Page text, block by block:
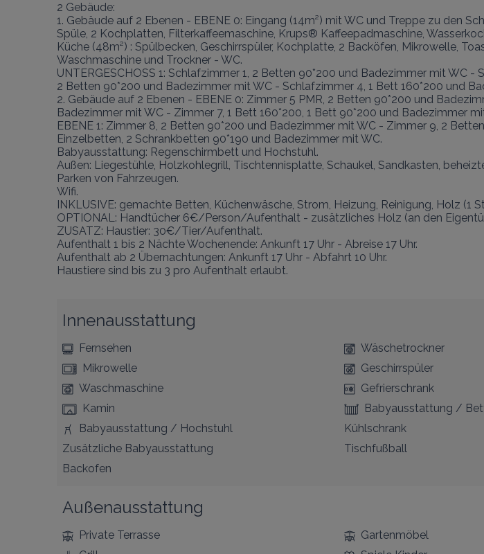
2 Gebäude:
1. Gebäude auf 2 Ebenen - EBENE 0: Eingang (14m²) mit WC und Treppe zu den
Spüle, 2 Kochplatten, Filterkaffeemaschine, Krups® Kaffeepadmaschine,
Küche (48m²) : Spülbecken, Geschirrspüler, Kochplatte, 2 Backöfen, Mikrowelle,
Waschmaschine und Trockner - WC.
UNTERGESCHOSS 1: Schlafzimmer 1, 2 Betten 90*200 und Badezimmer mit
2 Betten 90*200 und Badezimmer mit WC - Schlafzimmer 4, 1 Bett 160*200 und
2. Gebäude auf 2 Ebenen - EBENE 0: Zimmer 5 PMR, 2 Betten 90*200 und
Badezimmer mit WC - Zimmer 7, 1 Bett 160*200, 1 Bett 90*200 und Badezimmer
EBENE 1: Zimmer 8, 2 Betten 90*200 und Badezimmer mit WC - Zimmer 9, 2
Einzelbetten, 2 Schrankbetten 90*190 und Badezimmer mit WC.
Babyausstattung: Regenschirmbett und Hochstuhl.
Außen: Liegestühle, Holzkohlegrill, Tischtennisplatte, Schaukel, Sandkasten,
Parken von Fahrzeugen.
Wifi.
INKLUSIVE: gemachte Betten, Küchenwäsche, Strom, Heizung, Reinigung, Holz (1
OPTIONAL: Handtücher 6€/Person/Aufenthalt - zusätzliches Holz (an den
ZUSATZ: Haustier: 30€/Tier/Aufenthalt.
Aufenthalt 1 bis 2 Nächte Wochenende: Ankunft 17 Uhr - Abreise 17 Uhr.
Aufenthalt ab 2 Übernachtungen: Ankunft 17 Uhr - Abfahrt 10 Uhr.
Haustiere sind bis zu 3 pro Aufenthalt erlaubt.
Innenausstattung
Fernsehen
Wäschetrockner
Mikrowelle
Geschirrspüler
Waschmaschine
Gefrierschrank
Kamin
Babyausstattung /
Babyausstattung / Hochstuhl
Kühlschrank
Zusätzliche Babyausstattung
Tischfußball
Backofen
Außenausstattung
Private Terrasse
Gartenmöbel